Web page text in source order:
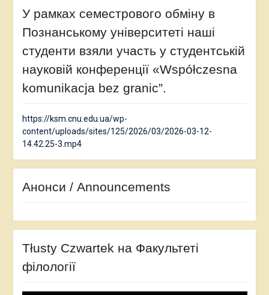
У рамках семестрового обміну в
Познанському університеті наші
студенти взяли участь у студентській
науковій конференції «Współczesna
komunikacja bez granic”.
https://ksm.cnu.edu.ua/wp-
content/uploads/sites/125/2026/03/2026-03-12-
14.42.25-3.mp4
Анонси / Announcements
Tłusty Czwartek на Факультеті
філології